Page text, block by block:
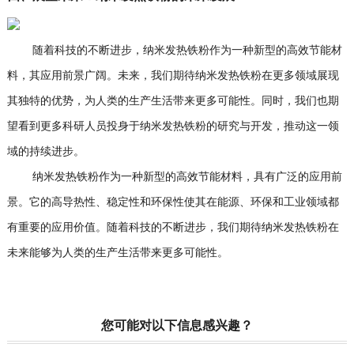
随着科技的不断进步，纳米发热铁粉作为一种新型的高效节能材
料，其应用前景广阔。未来，我们期待纳米发热铁粉在更多领域展现
其独特的优势，为人类的生产生活带来更多可能性。同时，我们也期
望看到更多科研人员投身于纳米发热铁粉的研究与开发，推动这一领
域的持续进步。
纳米发热铁粉作为一种新型的高效节能材料，具有广泛的应用前
景。它的高导热性、稳定性和环保性使其在能源、环保和工业领域都
有重要的应用价值。随着科技的不断进步，我们期待纳米发热铁粉在
未来能够为人类的生产生活带来更多可能性。
您可能对以下信息感兴趣？